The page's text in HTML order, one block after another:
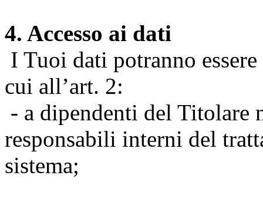
4. Accesso ai dati
I Tuoi dati potranno
cui all’art. 2:
- a dipendenti del Titolare
responsabili interni del
sistema;